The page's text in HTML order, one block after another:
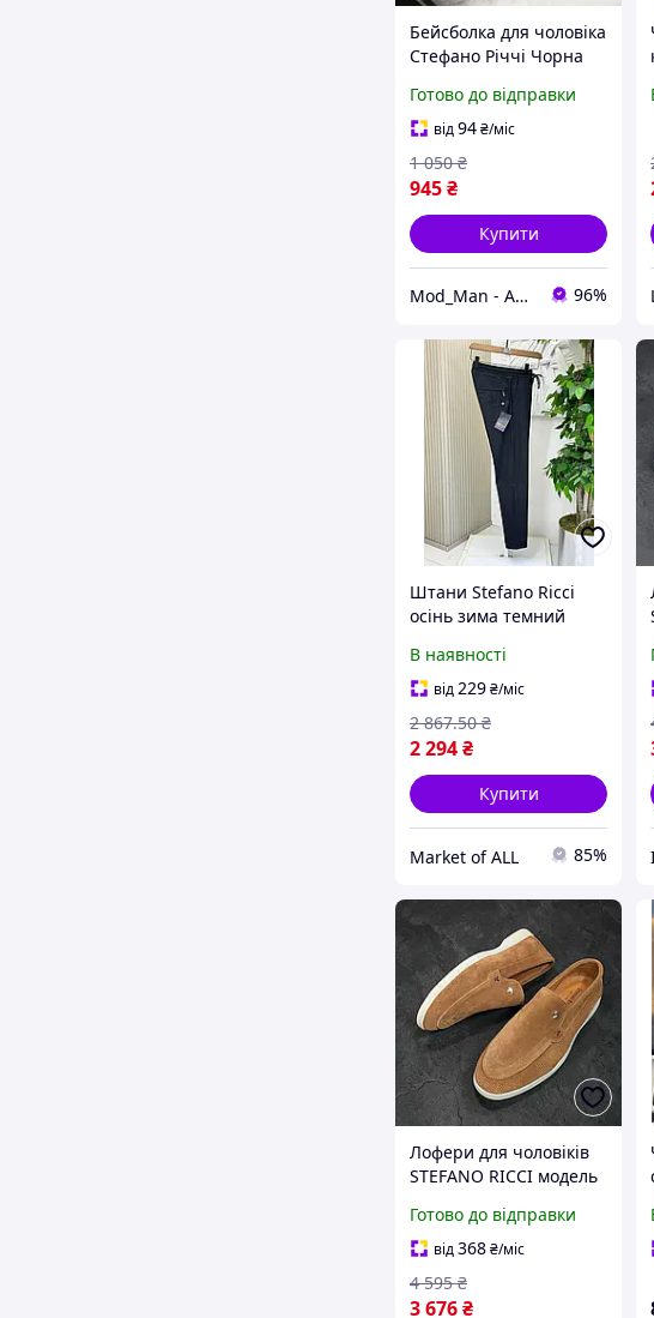
Бейсболка для чоловіка
Стефано Річчі Чорна
кепка з козирком для
хлопця Stefano Ricci на
літо
Готово до відправки
від94₴/міс
945₴
1 050 ₴
Купити
Mod_Man - Аксесуари для чоловіків! 96%
Штани Stefano Ricci
осінь зима темний
стильні для чоловіків
PntSR001
В наявності
від229₴/міс
2 294₴
2 867.50 ₴
Купити
Market of ALL 85%
Лофери для чоловіків
STEFANO RICCI модель
замша тютюнового
відтінку без коробки
Готово до відправки
від368₴/міс
3 676₴
4 595 ₴